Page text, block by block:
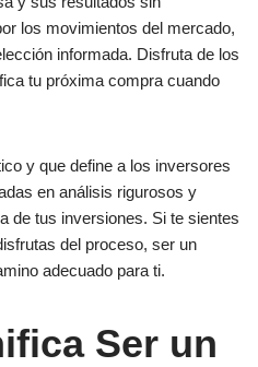
los movimientos del mercado,
informada. Disfruta de los
tu próxima compra cuando
y que define a los inversores
en análisis rigurosos y
de tus inversiones. Si te sientes
del proceso, ser un
adecuado para ti.
Ser un